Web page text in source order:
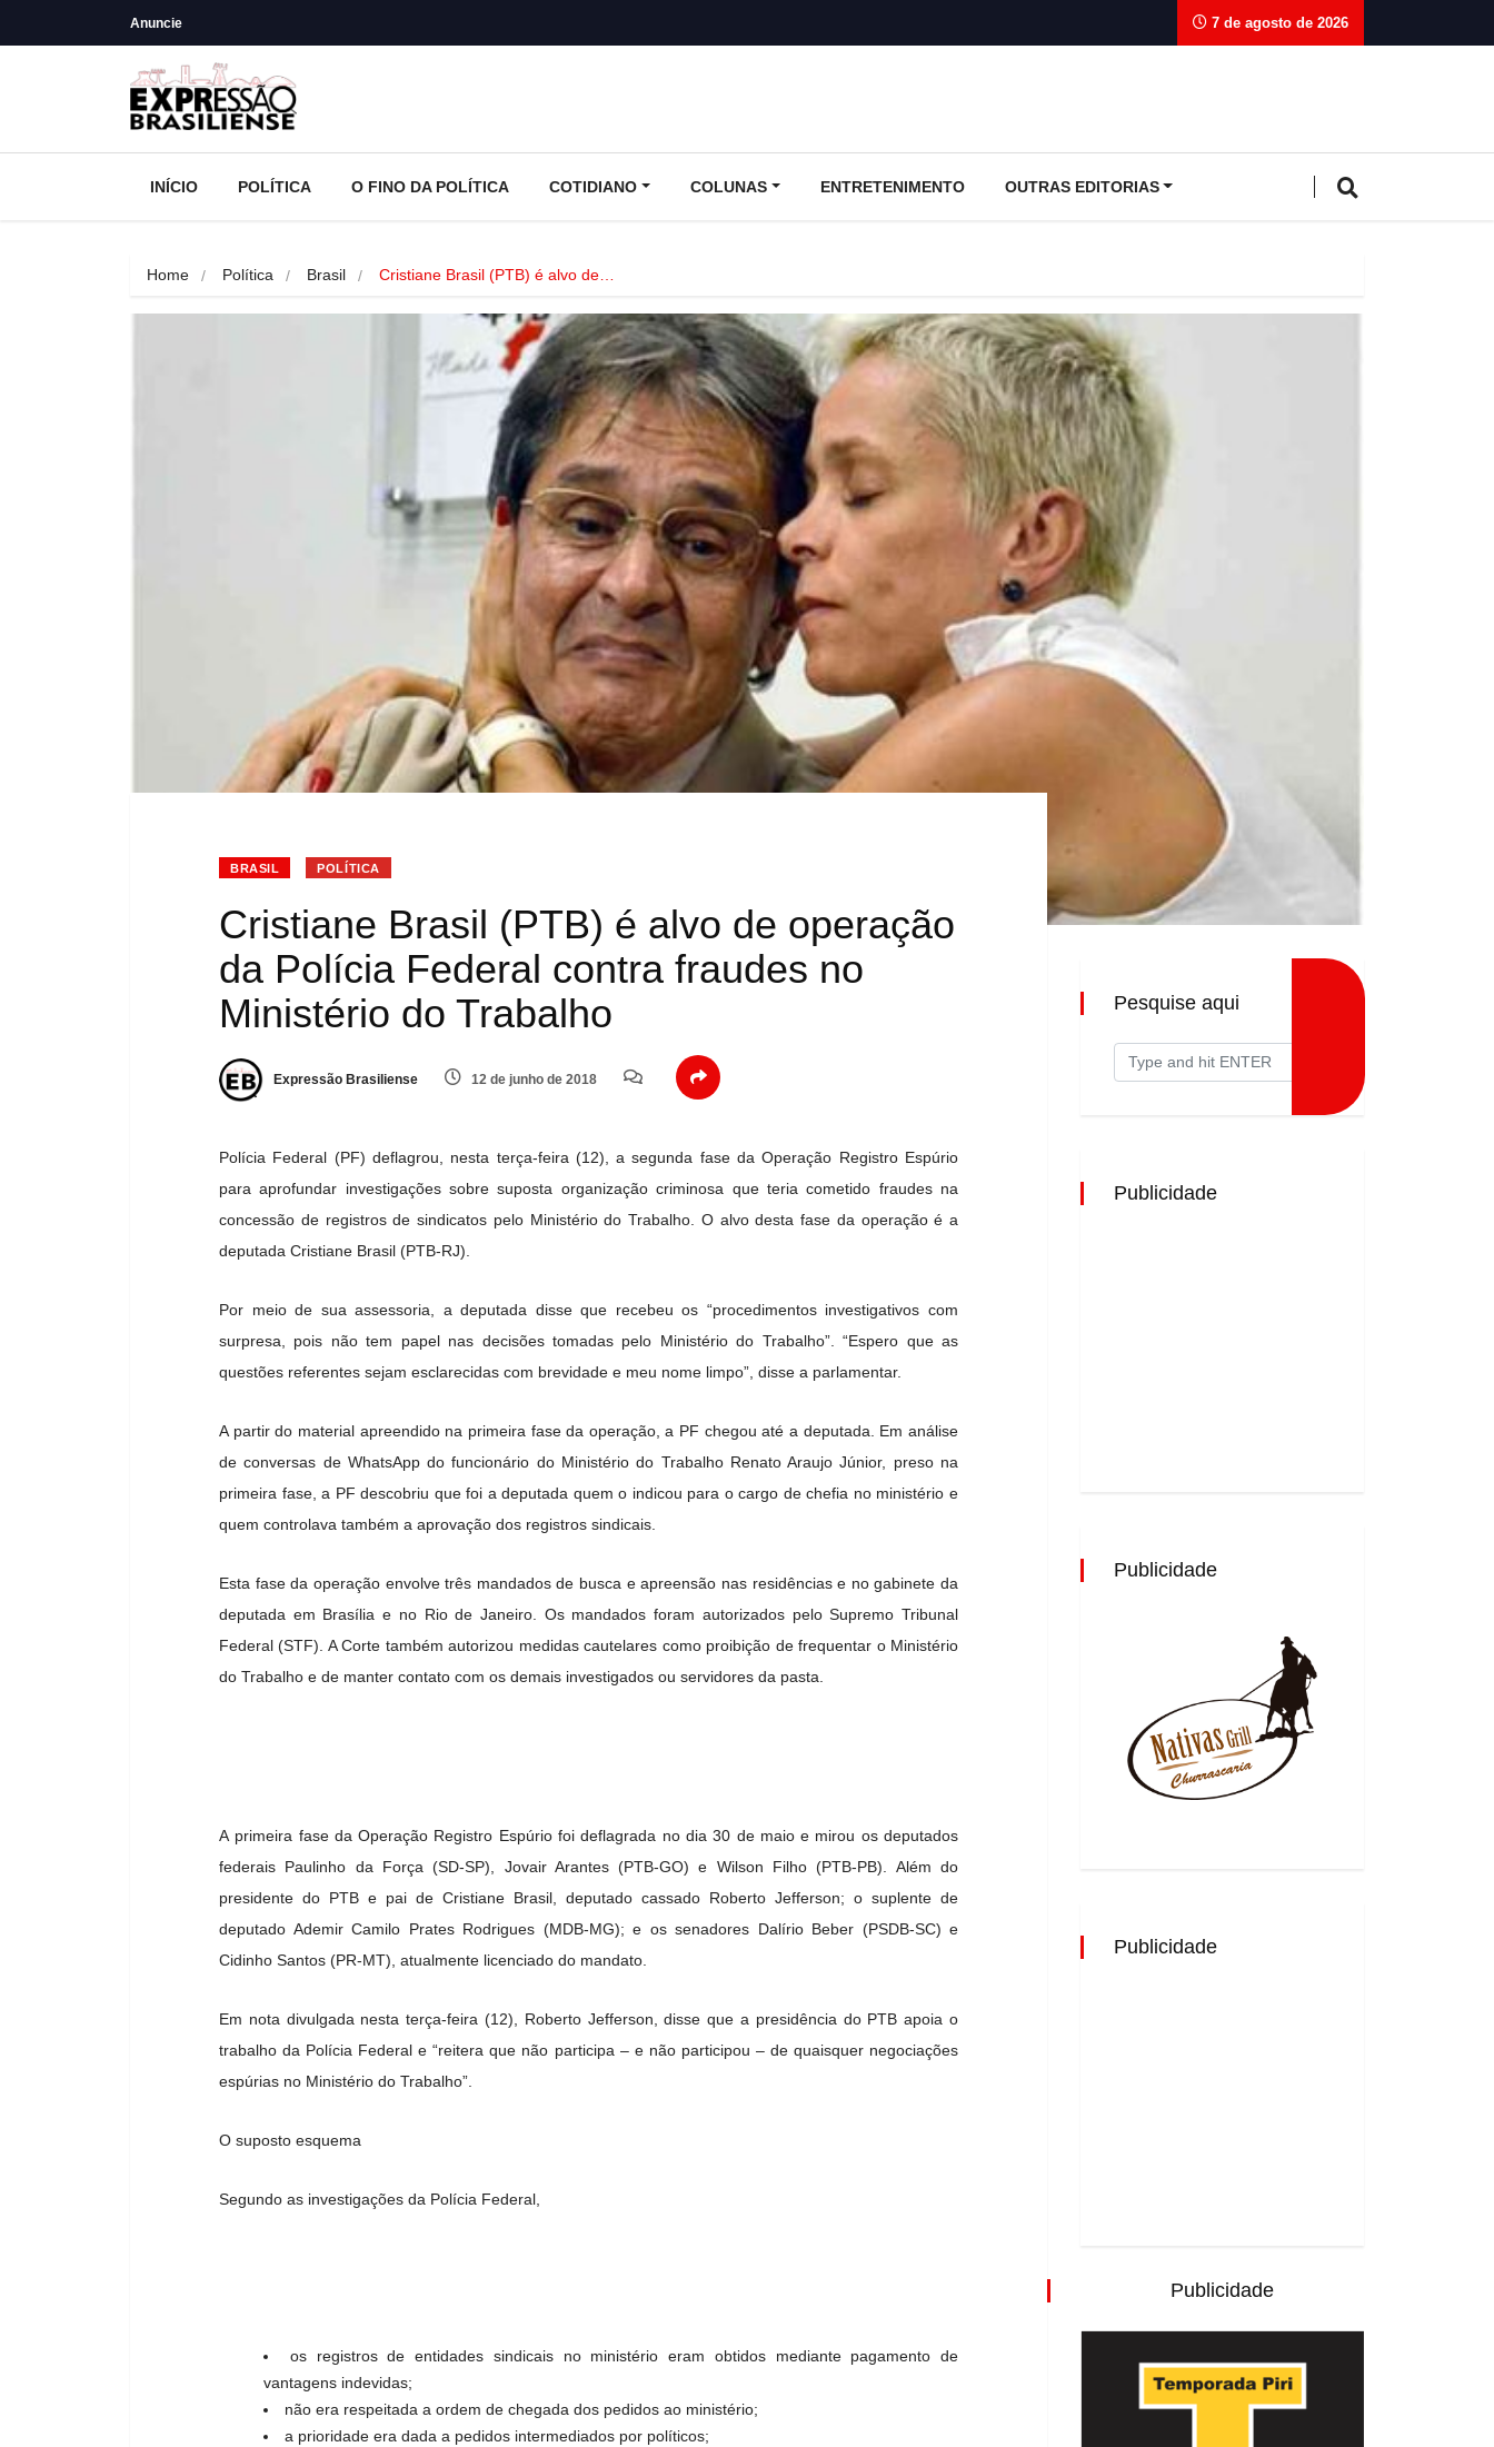
Anuncie 7 de agosto de 2026
INÍCIO POLÍTICA O FINO DA POLÍTICA COTIDIANO COLUNAS ENTRETENIMENTO OUTRAS EDITORIAS
Home Política Brasil Cristiane Brasil (PTB) é alvo de…
BRASIL POLÍTICA
Cristiane Brasil (PTB) é alvo de operação
da Polícia Federal contra fraudes no
Ministério do Trabalho
Expressão Brasiliense 12 de junho de 2018
Polícia Federal (PF) deflagrou, nesta terça-feira (12), a segunda fase da Operação Registro Espúrio
para aprofundar investigações sobre suposta organização criminosa que teria cometido fraudes na
concessão de registros de sindicatos pelo Ministério do Trabalho. O alvo desta fase da operação é a
deputada Cristiane Brasil (PTB-RJ).
Por meio de sua assessoria, a deputada disse que recebeu os “procedimentos investigativos com
surpresa, pois não tem papel nas decisões tomadas pelo Ministério do Trabalho”. “Espero que as
questões referentes sejam esclarecidas com brevidade e meu nome limpo”, disse a parlamentar.
A partir do material apreendido na primeira fase da operação, a PF chegou até a deputada. Em análise
de conversas de WhatsApp do funcionário do Ministério do Trabalho Renato Araujo Júnior, preso na
primeira fase, a PF descobriu que foi a deputada quem o indicou para o cargo de chefia no ministério e
quem controlava também a aprovação dos registros sindicais.
Esta fase da operação envolve três mandados de busca e apreensão nas residências e no gabinete da
deputada em Brasília e no Rio de Janeiro. Os mandados foram autorizados pelo Supremo Tribunal
Federal (STF). A Corte também autorizou medidas cautelares como proibição de frequentar o Ministério
do Trabalho e de manter contato com os demais investigados ou servidores da pasta.
A primeira fase da Operação Registro Espúrio foi deflagrada no dia 30 de maio e mirou os deputados
federais Paulinho da Força (SD-SP), Jovair Arantes (PTB-GO) e Wilson Filho (PTB-PB). Além do
presidente do PTB e pai de Cristiane Brasil, deputado cassado Roberto Jefferson; o suplente de
deputado Ademir Camilo Prates Rodrigues (MDB-MG); e os senadores Dalírio Beber (PSDB-SC) e
Cidinho Santos (PR-MT), atualmente licenciado do mandato.
Em nota divulgada nesta terça-feira (12), Roberto Jefferson, disse que a presidência do PTB apoia o
trabalho da Polícia Federal e “reitera que não participa – e não participou – de quaisquer negociações
espúrias no Ministério do Trabalho”.
O suposto esquema
Segundo as investigações da Polícia Federal,
os registros de entidades sindicais no ministério eram obtidos mediante pagamento de
vantagens indevidas;
não era respeitada a ordem de chegada dos pedidos ao ministério;
a prioridade era dada a pedidos intermediados por políticos;
Pesquise aqui
Publicidade
Publicidade
Publicidade
Publicidade